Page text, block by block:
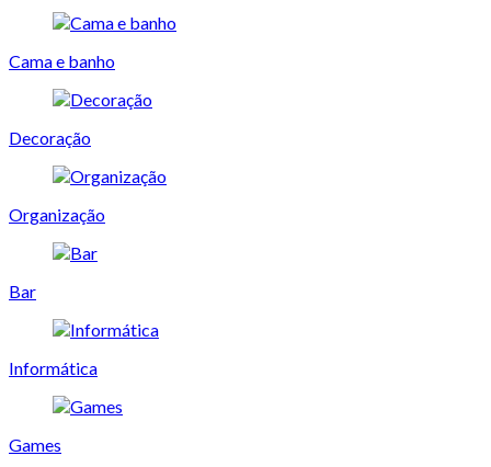
Cama e banho
Decoração
Organização
Bar
Informática
Games